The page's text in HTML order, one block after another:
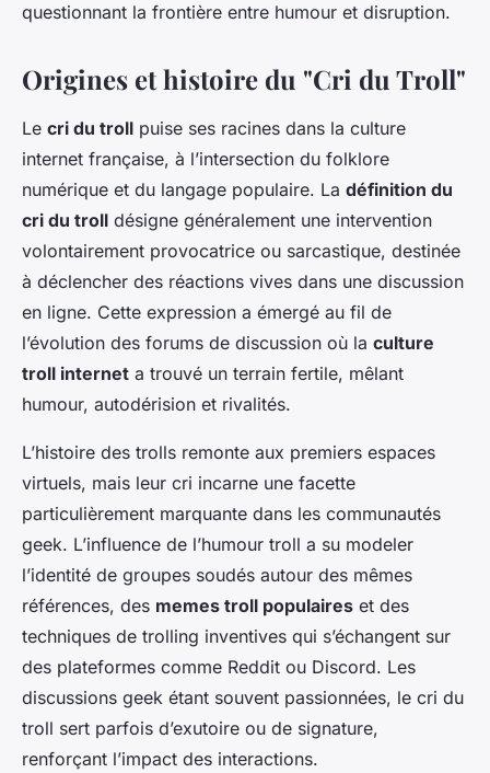
questionnant la frontière entre humour et disruption.
Origines et histoire du "Cri du Troll"
Le cri du troll puise ses racines dans la culture
internet française, à l’intersection du folklore
numérique et du langage populaire. La définition du
cri du troll désigne généralement une intervention
volontairement provocatrice ou sarcastique, destinée
à déclencher des réactions vives dans une discussion
en ligne. Cette expression a émergé au fil de
l’évolution des forums de discussion où la culture
troll internet a trouvé un terrain fertile, mêlant
humour, autodérision et rivalités.
L’histoire des trolls remonte aux premiers espaces
virtuels, mais leur cri incarne une facette
particulièrement marquante dans les communautés
geek. L’influence de l’humour troll a su modeler
l’identité de groupes soudés autour des mêmes
références, des memes troll populaires et des
techniques de trolling inventives qui s’échangent sur
des plateformes comme Reddit ou Discord. Les
discussions geek étant souvent passionnées, le cri du
troll sert parfois d’exutoire ou de signature,
renforçant l’impact des interactions.